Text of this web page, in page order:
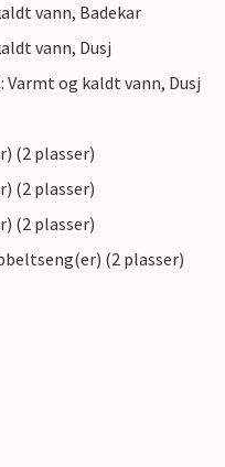
vann, Badekar
vann, Dusj
Varmt og kaldt vann, Dusj
(2 plasser)
(2 plasser)
(2 plasser)
(2 plasser)